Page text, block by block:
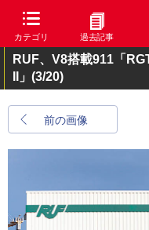
カテゴリ 過去記事
RUF、V8搭載911「
II」 (3/20)
前の画像